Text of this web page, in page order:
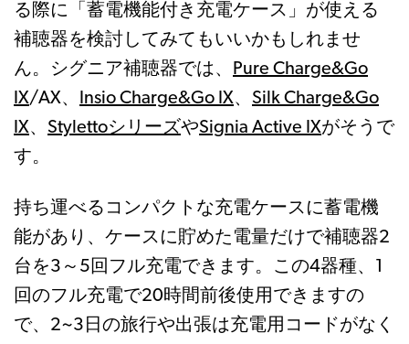
る際に「蓄電機能付き充電ケース」が使える
補聴器を検討してみてもいいかもしれませ
ん。シグニア補聴器では、
Pure Charge&Go
IX/AX、 Insio Charge&Go IX、 Silk Charge&Go
IX、 StylettoシリーズやSignia Active IXがそうで
す。
持ち運べるコンパクトな充電ケースに蓄電機
能があり、ケースに貯めた電量だけで補聴器2
台を3～5回フル充電できます。この4器種、1
回のフル充電で20時間前後使用できますの
で、2~3日の旅行や出張は充電用コードがなく